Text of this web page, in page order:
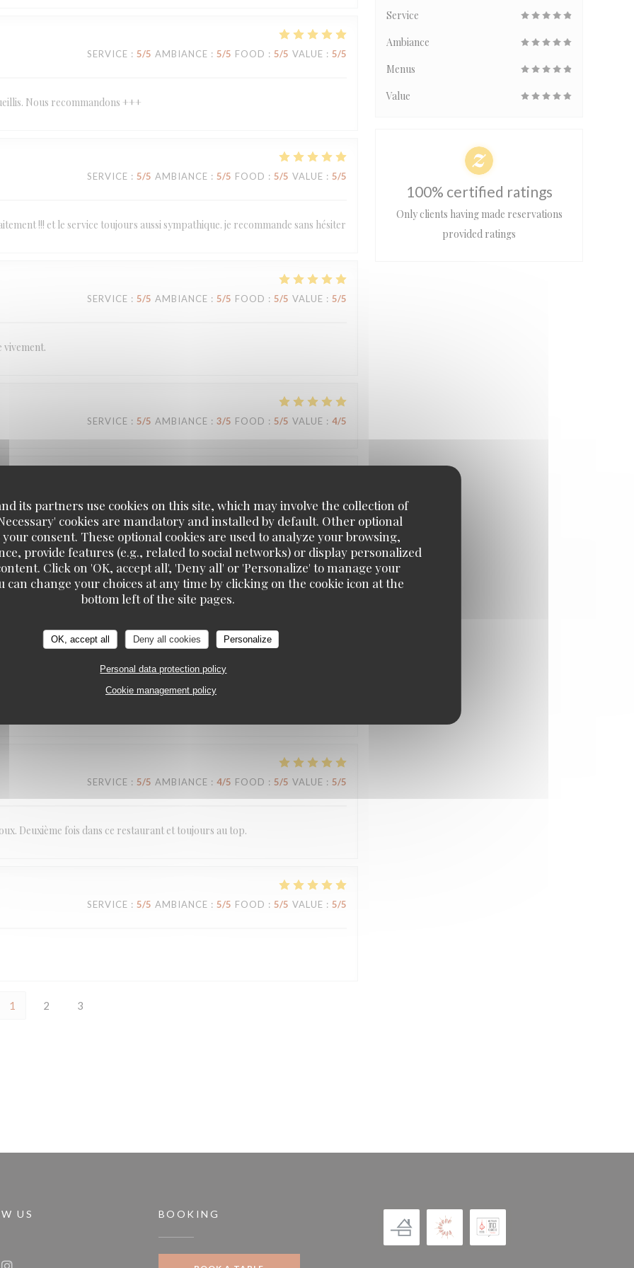
its partners use cookies on this site, which may involve the collection of
cookies are mandatory and installed by default. Other optional
consent. These optional cookies are used to analyze your browsing,
provide features (e.g., related to social networks) or display personalized
Click on 'OK, accept all', 'Deny all' or 'Personalize' to manage your
can change your choices at any time by clicking on the cookie icon at the
bottom left of the site pages.
OK, accept all Deny all cookies Personalize
Personal data protection policy
Cookie management policy
SERVICE : 5/5 AMBIANCE : 5/5 FOOD : 5/5 VALUE : 5/5
Nous recommandons +++
SERVICE : 5/5 AMBIANCE : 5/5 FOOD : 5/5 VALUE : 5/5
!!! et le service toujours aussi sympathique. je recommande sans hésiter
SERVICE : 5/5 AMBIANCE : 5/5 FOOD : 5/5 VALUE : 5/5
vivement.
SERVICE : 5/5 AMBIANCE : 3/5 FOOD : 5/5 VALUE : 4/5
SERVICE: 5/5 AMBIANCE : 5/5 FOOD: 5/5 VALUE: 5/5
toujours un grand plaisir. Plats très savoureux, carte qui change
SERVICE : 5/5 AMBIANCE : 4/5 FOOD : 5/5 VALUE : 5/5
Deuxième fois dans ce restaurant et toujours au top.
SERVICE : 5/5 AMBIANCE : 5/5 FOOD : 5/5 VALUE : 5/5
1 2 3
Service
Ambiance
Menus
Value
100% certified ratings
Only clients having made reservations
provided ratings
US BOOKING
Loco by Jem's